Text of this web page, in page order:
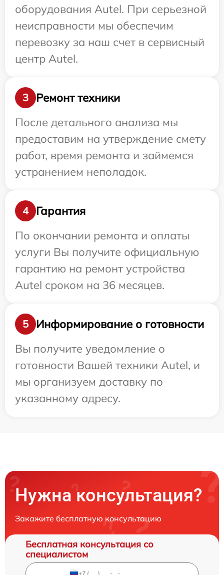
оборудования Autel. При серьезной
неисправности мы обеспечим
перевозку за наш счет в сервисный
центр Autel.
3
Ремонт техники
После детального анализа мы
предоставим на утверждение смету
работ, время ремонта и займемся
устранением неполадок.
4
Гарантия
По окончании ремонта и оплаты
услуги Вы получите официальную
гарантию на ремонт устройства
Autel сроком на 36 месяцев.
5
Информирование о готовности
Вы получите уведомление о
готовности Вашей техники Autel, и
мы организуем доставку по
указанному адресу.
Нужна консультация?
Закажите бесплатную консультацию
Бесплатная консультация со
специалистом